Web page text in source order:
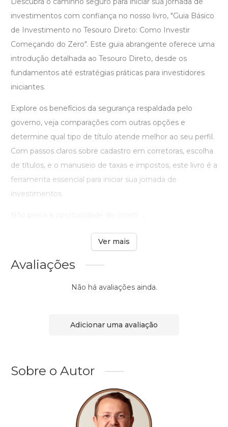
investimentos com confiança no nosso livro, "Guia Básico
de Investimento no Tesouro Direto: Como Investir
Começando do Zero". Este guia abrangente oferece uma
introdução detalhada ao Tesouro Direto, desde os
fundamentos até estratégias práticas para investidores
iniciantes.
Explore os benefícios da segurança respaldada pelo
governo, veja comparações com outras opções e
determine qual tipo de título atende melhor ao seu perfil.
Com passos claros sobre cadastro em corretoras, escolha
de títulos, e o manuseio de taxas e impostos, este livro é a
ferramenta essencial para iniciar sua jornada de
investimentos.
Ver mais
Avaliações
Não há avaliações ainda.
Adicionar uma avaliação
Sobre o Autor